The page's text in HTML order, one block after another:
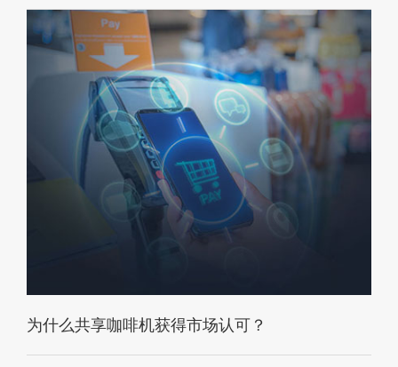
为什么共享咖啡机获得市场认可？